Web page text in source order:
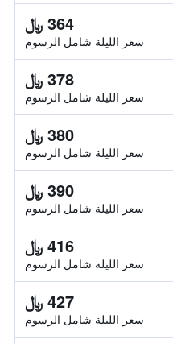
364 ﷼
سعر الليلة شامل الرسوم
378 ﷼
سعر الليلة شامل الرسوم
380 ﷼
سعر الليلة شامل الرسوم
390 ﷼
سعر الليلة شامل الرسوم
416 ﷼
سعر الليلة شامل الرسوم
427 ﷼
سعر الليلة شامل الرسوم